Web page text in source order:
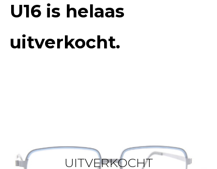
U16 is helaas
uitverkocht.
UITVERKOCHT